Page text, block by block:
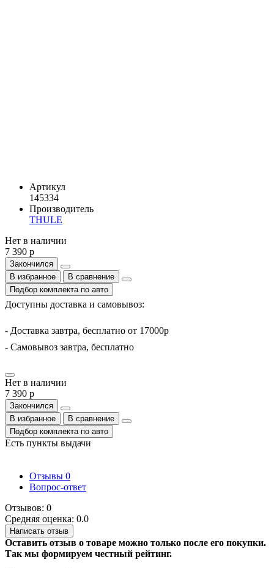
Артикул
145334
Производитель
THULE
Нет в наличии
7 390 р
Закончился
В избранное
В сравнение
Подбор комплекта по авто
Доступны доставка и самовывоз:
- Доставка завтра, бесплатно от 17000р
- Самовывоз завтра, бесплатно
Нет в наличии
7 390 р
Закончился
В избранное
В сравнение
Подбор комплекта по авто
Есть пункты выдачи
Отзывы 0
Вопрос-ответ
Отзывов: 0
Средняя оценка: 0.0
Написать отзыв
Оставить отзыв о товаре можно только после его покупки.
Так мы формируем честный рейтинг.